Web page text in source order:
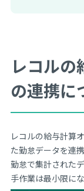
レコルの
の連携に
レコルの給与計算
た勤怠データを連携
勤怠で集計された
手作業は最小限にな